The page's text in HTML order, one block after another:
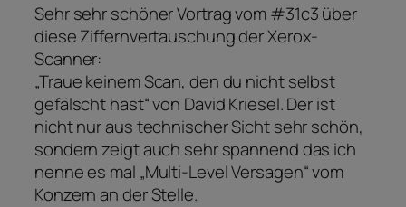
Sehr sehr schöner Vortrag vom #31c3 über
diese Ziffernvertauschung der Xerox-
Scanner:
„Traue keinem Scan, den du nicht selbst
gefälscht hast“ von David Kriesel. Der ist
nicht nur aus technischer Sicht sehr schön,
sondern zeigt auch sehr spannend das ich
nenne es mal „Multi-Level Versagen“ vom
Konzern an der Stelle.